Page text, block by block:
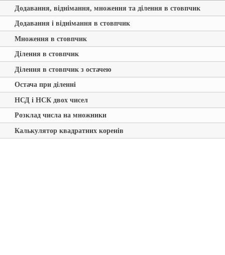
Додавання, віднімання, множення та ділення в стовпчик
Додавання і віднімання в стовпчик
Множення в стовпчик
Ділення в стовпчик
Ділення в стовпчик з остачею
Остача при діленні
НСД і НСК двох чисел
Розклад числа на множники
Калькулятор квадратних коренів